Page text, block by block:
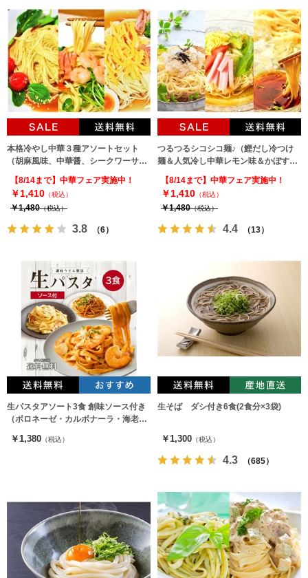
本格冷やし中華３種アソートセット
（胡麻風味、中華醤、シークワーサ
ー）詰め合せ♪（3種6人前）
【8/14まで】中華フェア実施中！
￥1,410 （税込）
￥1,480（税込）
3.8 （6）
つるつるシコシコ麺♪（鰹だし冷つけ
麺＆人気冷し中華レモン味＆かぼす
味）詰め合せ！（3種6人前）
【8/14まで】中華フェア実施中！
￥1,410 （税込）
￥1,480（税込）
4.4 （13）
生パスタアソート3食 創味ソース付き
（ボロネーゼ・カルボナーラ・海老ト
￥1,380 （税込）
生そば ダシ付き6食(2食分×3袋)
￥1,300 （税込）
4.3 （685）